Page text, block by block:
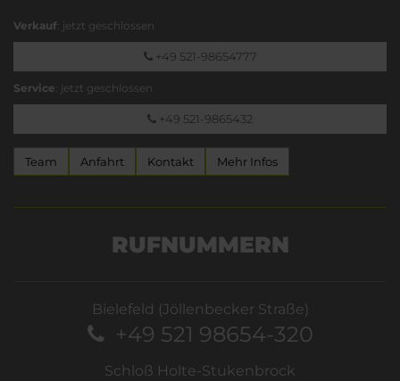
Verkauf: jetzt geschlossen
+49 521-98654777
Service: jetzt geschlossen
+49 521-9865432
Team Anfahrt Kontakt Mehr Infos
RUFNUMMERN
Bielefeld (Jöllenbecker Straße)
+49 521 98654-320
Schloß Holte-Stukenbrock